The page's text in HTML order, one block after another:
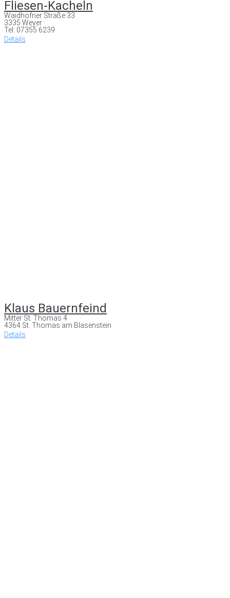
Fliesen-Kacheln
Waidhofner Straße 33
3335 Weyer
Tel: 07355 6239
Details
Klaus Bauernfeind
Mitter St. Thomas 4
4364 St. Thomas am Blasenstein
Details